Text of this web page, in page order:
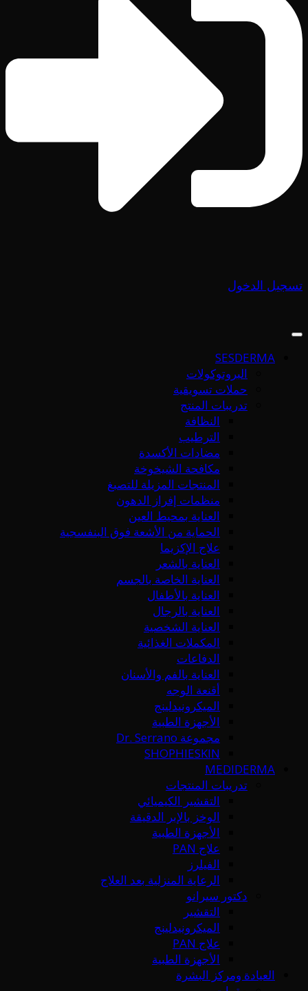
تسجيل الدخول
SESDERMA
البروتوكولات
حملات تسويقية
تدريبات المنتج
النظافة
الترطيب
مضادات الأكسدة
مكافحة الشيخوخة
المنتجات المزيلة للتصبغ
منظمات إفراز الدهون
العناية بمحيط العين
الحماية من الأشعة فوق البنفسجية
علاج الإكزيما
العناية بالشعر
العناية الخاصة بالجسم
العناية بالأطفال
العناية بالرجال
العناية الشخصية
المكملات الغذائية
الدفاعات
العناية بالفم والأسنان
أقنعة الوجه
الميكرونيدلينج
الأجهزة الطبية
مجموعة Dr. Serrano
SHOPHIESKIN
MEDIDERMA
تدريبات المنتجات
التقشير الكيميائي
الوخز بالإبر الدقيقة
الأجهزة الطبية
علاج PAN
الفيلرز
الرعاية المنزلية بعد العلاج
دكتور سيرانو
التقشير
الميكرونيدلينج
علاج PAN
الأجهزة الطبية
العيادة ومركز البشرة